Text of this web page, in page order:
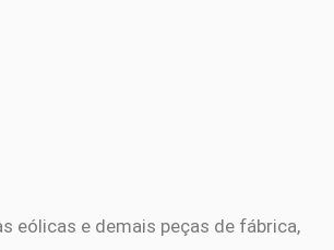
eólicas e demais peças de fábrica,